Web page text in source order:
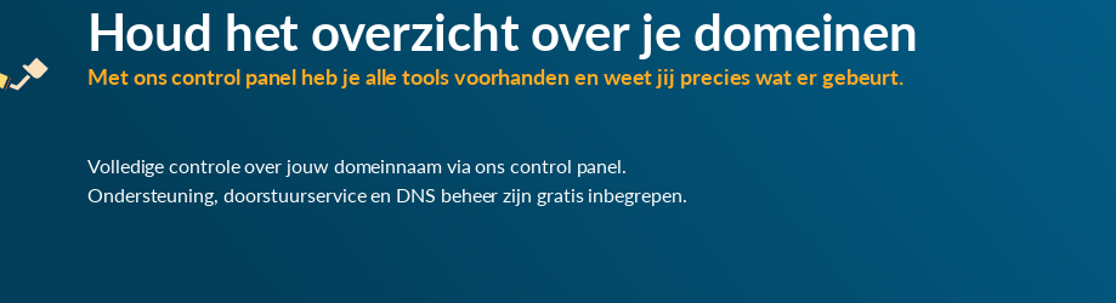
Houd het overzicht over je domeinen
Met ons control panel heb je alle tools voorhanden en weet jij precies wat er gebeurt.
Volledige controle over jouw domeinnaam via ons control panel.
Ondersteuning, doorstuurservice en DNS beheer zijn gratis inbegrepen.